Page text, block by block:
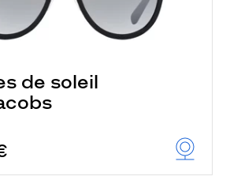
de soleil